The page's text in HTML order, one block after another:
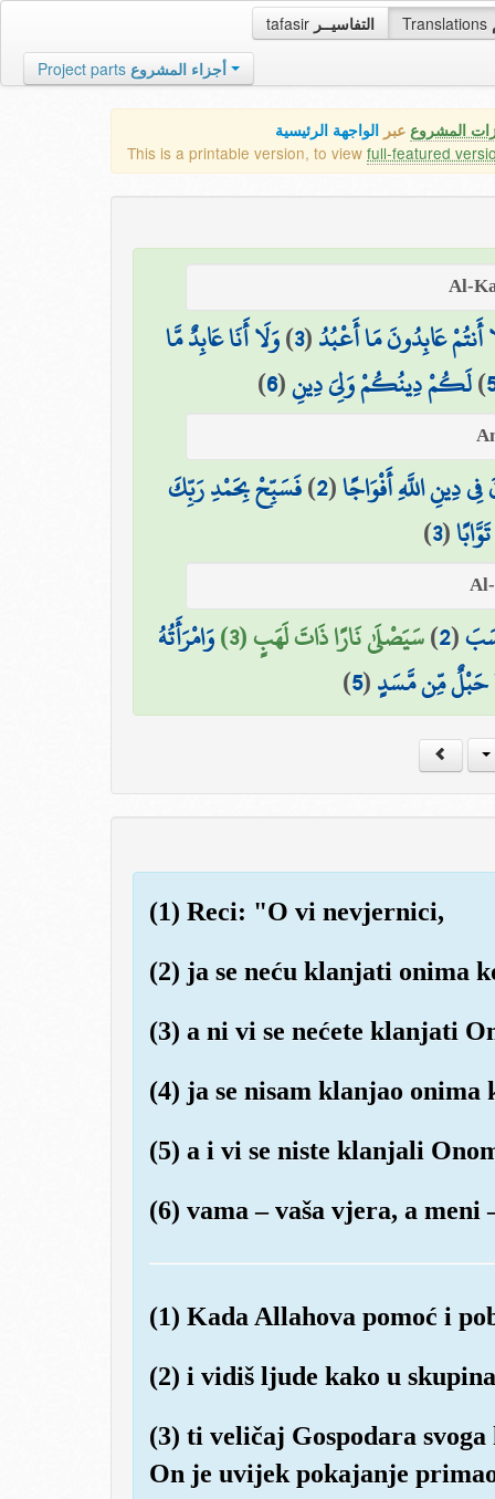
tafasir التفاسيــر Translations
Project parts أجزاء المشروع
المشروع عبر الواجهة الرئيسية
This is a printable version, to view full-featured
أَنتُمْ عَابِدُونَ مَا أَعْبُدُ(
3
)وَلَا أَنَا عَابِدٌ مَّا
)لَكُمْ دِينُكُمْ وَلِيَ دِينِ(
6
)
دِينِ اللَّهِ أَفْوَاجًا(
2
)فَسَبِّحْ بِحَمْدِ رَبِّكَ
(
3
)
(
2
)سَيَصْلَىٰ نَارًا ذَاتَ لَهَبٍ (3) وَامْرَأَتُهُ
حَبْلٌ مِّن مَّسَدٍ(
5
)
(1) Reci: "O vi nevjernici,
(2) ja se neću klanjati onima
(3) a ni vi se nećete klanjati
(4) ja se nisam klanjao
(5) a i vi se niste klanjali
(6) vama – vaša vjera, a meni
(1) Kada Allahova pomoć i
(2) i vidiš ljude kako u
(3) ti veličaj Gospodara
On je uvijek pokajanje